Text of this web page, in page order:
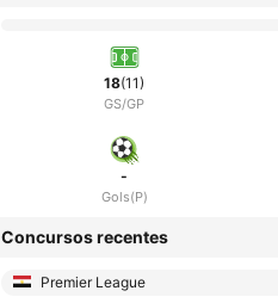
18(11)
GS/GP
-
Gols(P)
Concursos recentes
Premier League